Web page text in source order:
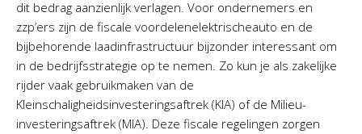
dit bedrag aanzienlijk verlagen. Voor ondernemers en
zzp’ers zijn de fiscale voordelenelektrischeauto en de
bijbehorende laadinfrastructuur bijzonder interessant om
in de bedrijfsstrategie op te nemen. Zo kun je als zakelijke
rijder vaak gebruikmaken van de
Kleinschaligheidsinvesteringsaftrek (KIA) of de Milieu-
investeringsaftrek (MIA). Deze fiscale regelingen zorgen